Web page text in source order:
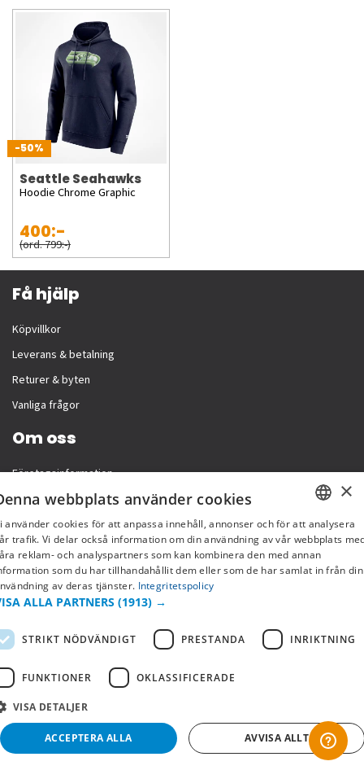
-50%
Seattle Seahawks
Hoodie Chrome Graphic
400:-
(ord. 799:-)
Få hjälp
Köpvillkor
Leverans & betalning
Returer & byten
Vanliga frågor
Om oss
Företagsinformation
Copyright © 2019 This site is Licensed to 377 Sport AB
SWEDISH
FI
×
webbplats använder cookies
använder cookies för att anpassa innehåll, annonser och för att analysera
trafik. Vi delar också information om din användning av vår webbplats
reklam- och analyspartners som kan kombinera den med annan
som du har tillhandahållit dem eller som de har samlat in från din
av deras tjänster. Integritetspolicy
ALLA PARTNERS (1913) →
STRIKT NÖDVÄNDIGT PRESTANDA INRIKTNING
FUNKTIONER OKLASSIFICERADE
VISA DETALJER
ACCEPTERA ALLA AVVISA ALLT